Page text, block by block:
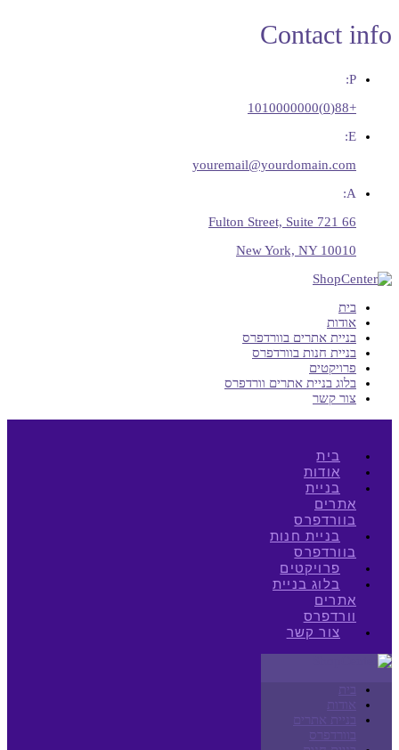
Contact info
P:
+88(0)1010000000
E:
youremail@yourdomain.com
A:
66 Fulton Street, Suite 721
New York, NY 10010
בית
אודות
בניית אתרים בוורדפרס
בניית חנות בוורדפרס
פרויקטים
בלוג בניית אתרים וורדפרס
צור קשר
בית
אודות
בניית
אתרים
בוורדפרס
בניית חנות
בוורדפרס
פרויקטים
בלוג בניית
אתרים
וורדפרס
צור קשר
בית
אודות
בניית אתרים
בוורדפרס